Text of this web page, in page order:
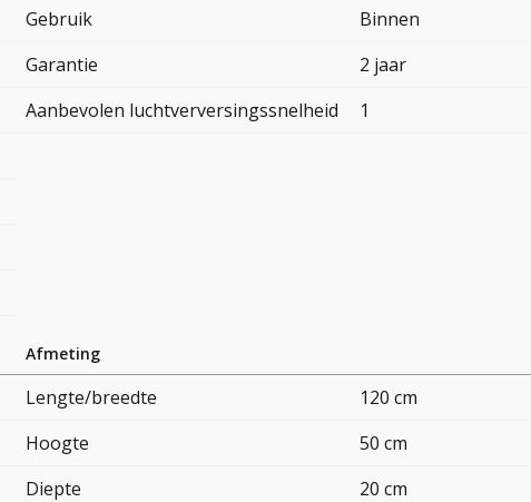
Gebruik
Binnen
Garantie
2 jaar
Aanbevolen luchtverversingssnelheid
1
Afmeting
Lengte/breedte
120 cm
Hoogte
50 cm
Diepte
20 cm